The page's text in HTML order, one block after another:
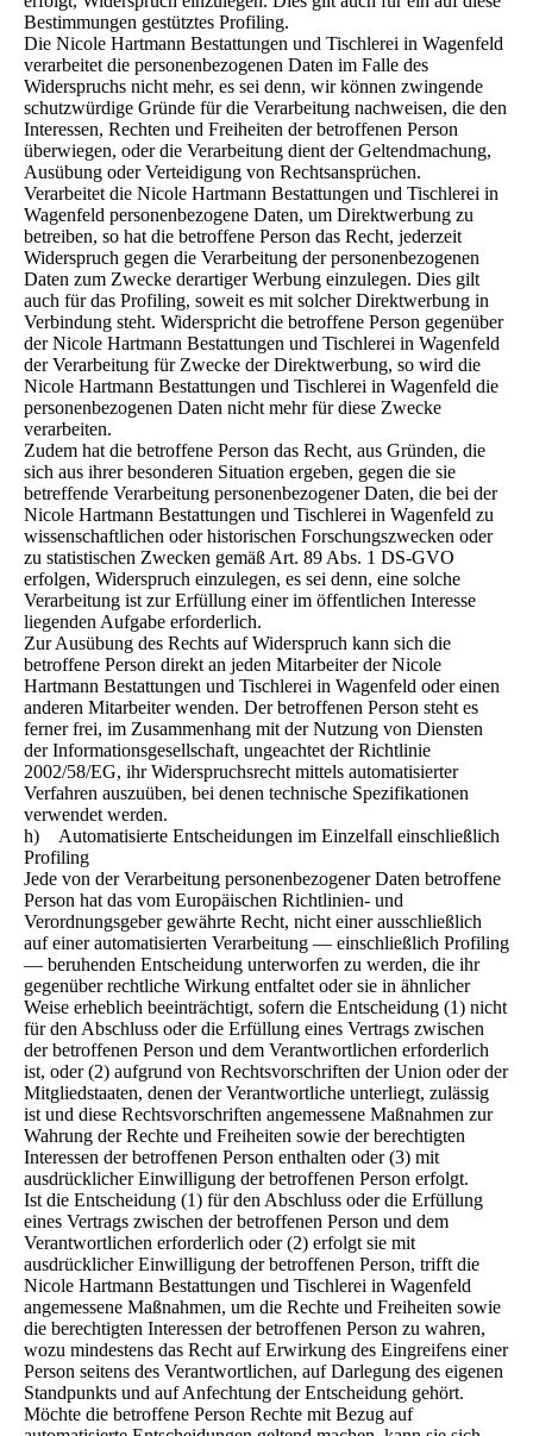
Bestimmungen gestütztes Profiling.
Die Nicole Hartmann Bestattungen und Tischlerei in Wagenfeld
verarbeitet die personenbezogenen Daten im Falle des
Widerspruchs nicht mehr, es sei denn, wir können zwingende
schutzwürdige Gründe für die Verarbeitung nachweisen, die den
Interessen, Rechten und Freiheiten der betroffenen Person
überwiegen, oder die Verarbeitung dient der Geltendmachung,
Ausübung oder Verteidigung von Rechtsansprüchen.
Verarbeitet die Nicole Hartmann Bestattungen und Tischlerei in
Wagenfeld personenbezogene Daten, um Direktwerbung zu
betreiben, so hat die betroffene Person das Recht, jederzeit
Widerspruch gegen die Verarbeitung der personenbezogenen
Daten zum Zwecke derartiger Werbung einzulegen. Dies gilt
auch für das Profiling, soweit es mit solcher Direktwerbung in
Verbindung steht. Widerspricht die betroffene Person gegenüber
der Nicole Hartmann Bestattungen und Tischlerei in Wagenfeld
der Verarbeitung für Zwecke der Direktwerbung, so wird die
Nicole Hartmann Bestattungen und Tischlerei in Wagenfeld die
personenbezogenen Daten nicht mehr für diese Zwecke
verarbeiten.
Zudem hat die betroffene Person das Recht, aus Gründen, die
sich aus ihrer besonderen Situation ergeben, gegen die sie
betreffende Verarbeitung personenbezogener Daten, die bei der
Nicole Hartmann Bestattungen und Tischlerei in Wagenfeld zu
wissenschaftlichen oder historischen Forschungszwecken oder
zu statistischen Zwecken gemäß Art. 89 Abs. 1 DS-GVO
erfolgen, Widerspruch einzulegen, es sei denn, eine solche
Verarbeitung ist zur Erfüllung einer im öffentlichen Interesse
liegenden Aufgabe erforderlich.
Zur Ausübung des Rechts auf Widerspruch kann sich die
betroffene Person direkt an jeden Mitarbeiter der Nicole
Hartmann Bestattungen und Tischlerei in Wagenfeld oder einen
anderen Mitarbeiter wenden. Der betroffenen Person steht es
ferner frei, im Zusammenhang mit der Nutzung von Diensten
der Informationsgesellschaft, ungeachtet der Richtlinie
2002/58/EG, ihr Widerspruchsrecht mittels automatisierter
Verfahren auszuüben, bei denen technische Spezifikationen
verwendet werden.
h) Automatisierte Entscheidungen im Einzelfall einschließlich
Profiling
Jede von der Verarbeitung personenbezogener Daten betroffene
Person hat das vom Europäischen Richtlinien- und
Verordnungsgeber gewährte Recht, nicht einer ausschließlich
auf einer automatisierten Verarbeitung — einschließlich Profiling
— beruhenden Entscheidung unterworfen zu werden, die ihr
gegenüber rechtliche Wirkung entfaltet oder sie in ähnlicher
Weise erheblich beeinträchtigt, sofern die Entscheidung (1) nicht
für den Abschluss oder die Erfüllung eines Vertrags zwischen
der betroffenen Person und dem Verantwortlichen erforderlich
ist, oder (2) aufgrund von Rechtsvorschriften der Union oder der
Mitgliedstaaten, denen der Verantwortliche unterliegt, zulässig
ist und diese Rechtsvorschriften angemessene Maßnahmen zur
Wahrung der Rechte und Freiheiten sowie der berechtigten
Interessen der betroffenen Person enthalten oder (3) mit
ausdrücklicher Einwilligung der betroffenen Person erfolgt.
Ist die Entscheidung (1) für den Abschluss oder die Erfüllung
eines Vertrags zwischen der betroffenen Person und dem
Verantwortlichen erforderlich oder (2) erfolgt sie mit
ausdrücklicher Einwilligung der betroffenen Person, trifft die
Nicole Hartmann Bestattungen und Tischlerei in Wagenfeld
angemessene Maßnahmen, um die Rechte und Freiheiten sowie
die berechtigten Interessen der betroffenen Person zu wahren,
wozu mindestens das Recht auf Erwirkung des Eingreifens einer
Person seitens des Verantwortlichen, auf Darlegung des eigenen
Standpunkts und auf Anfechtung der Entscheidung gehört.
Möchte die betroffene Person Rechte mit Bezug auf